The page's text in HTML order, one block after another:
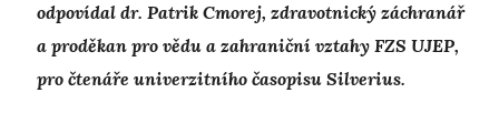
odpovídal dr. Patrik Cmorej, zdravotnický záchranář
a proděkan pro vědu a zahraniční vztahy FZS UJEP,
pro čtenáře univerzitního časopisu Silverius.